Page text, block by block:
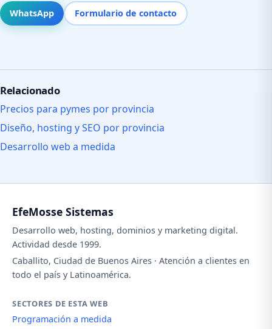
WhatsApp Formulario de contacto
Relacionado
Precios para pymes por provincia
Diseño, hosting y SEO por provincia
Desarrollo web a medida
EfeMosse Sistemas
Desarrollo web, hosting, dominios y marketing digital.
Actividad desde 1999.
Caballito, Ciudad de Buenos Aires · Atención a clientes en
todo el país y Latinoamérica.
SECTORES DE ESTA WEB
Programación a medida